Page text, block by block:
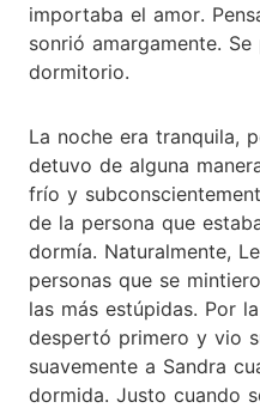
importaba el amor.
sonrió amargamente.
dormitorio.
La noche era tranquila,
detuvo de alguna
frío y
de la persona que
dormía. Naturalmente,
personas que se
las más estúpidas. Por
despertó primero y vio
suavemente a Sandra
dormida. Justo cuando